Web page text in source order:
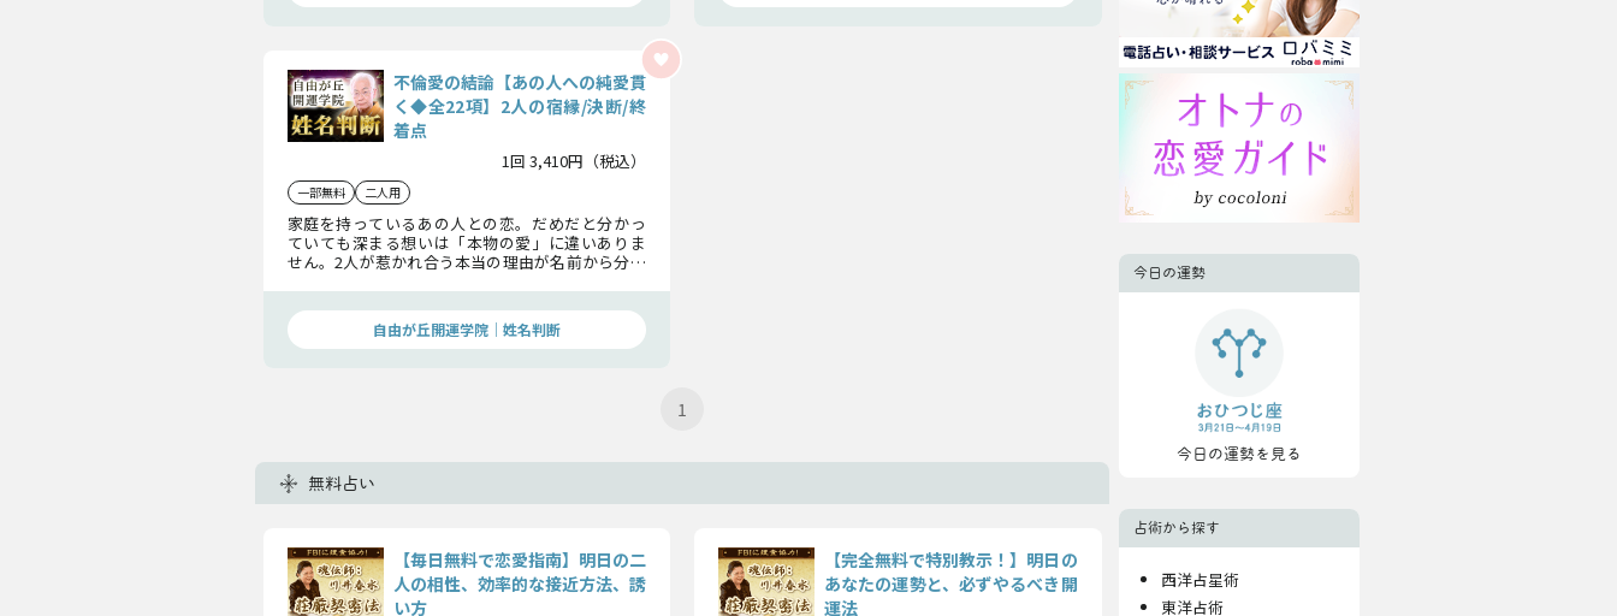
不倫愛の結論【あの人への純愛貫
く◆全22項】2人の宿縁/決断/終
着点
1回 3,410円（税込）
一部無料 二人用
家庭を持っているあの人との恋。だめだと分かっ
ていても深まる想いは「本物の愛」に違いありま
せん。2人が惹かれ合う本当の理由が名前から分か
自由が丘開運学院│姓名判断
1
無料占い
【毎日無料で恋愛指南】明日の二
人の相性、効率的な接近方法、誘
い方
【完全無料で特別教示！】明日の
あなたの運勢と、必ずやるべき開
運法
今日の運勢
今日の運勢を見る
占術から探す
西洋占星術
東洋占術